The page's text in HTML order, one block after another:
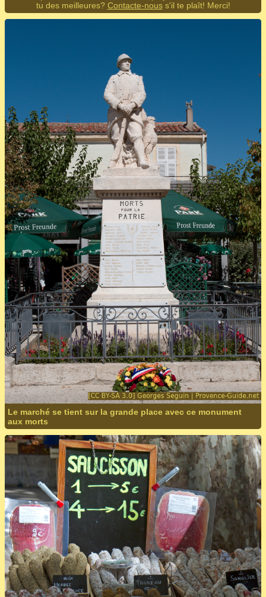
tu des meilleures? Contacte-nouss'il te plaît! Merci!
Le marché se tient sur la grande place avec ce monument
aux morts